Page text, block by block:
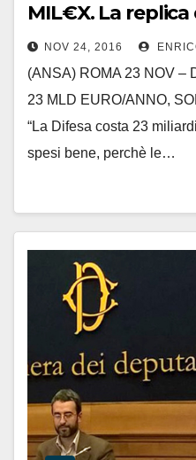
MIL€X. La
NOV 24, 2016
(ANSA) ROMA 23 NOV –
23 MLD EURO/ANNO,
“La Difesa costa 23
spesi bene, perchè le…